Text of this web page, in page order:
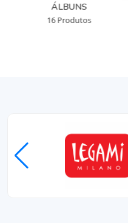
ÁLBUNS
16 Produtos